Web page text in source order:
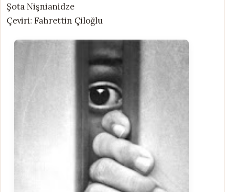
Şota Nişnianidze
Çeviri: Fahrettin Çiloğlu